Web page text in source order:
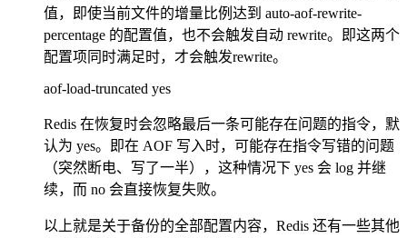
值，即使当前文件的增量比例达到 auto-aof-rewrite-
percentage 的配置值，也不会触发自动 rewrite。即这两个
配置项同时满足时，才会触发rewrite。
aof-load-truncated yes
Redis 在恢复时会忽略最后一条可能存在问题的指令，默
认为 yes。即在 AOF 写入时，可能存在指令写错的问题
（突然断电、写了一半），这种情况下 yes 会 log 并继
续，而 no 会直接恢复失败。
以上就是关于备份的全部配置内容，Redis 还有一些其他